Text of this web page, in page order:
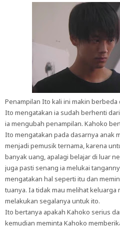
Penampilan Ito kali ini makin
Ito mengatakan ia sudah berhenti
ia mengubah penampilan. Kahoko
Ito mengatakan pada dasarnya anak
menjadi pemusik ternama, karena
banyak uang, apalagi belajar di luar
juga pasti senang ia melukai
mengatakan hal seperti itu dan
tuanya. Ia tidak mau melihat keluarga
melakukan segalanya untuk ito.
Ito bertanya apakah Kahoko serius
kemudian meminta Kahoko